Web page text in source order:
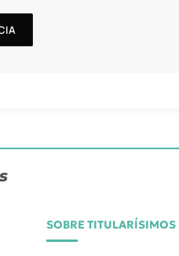
SOBRE TITULARÍSIMOS